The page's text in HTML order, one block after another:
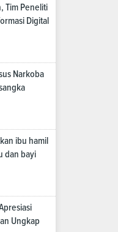
Tim Peneliti
Digital
Narkoba
ibu hamil
dan bayi
Ungkap